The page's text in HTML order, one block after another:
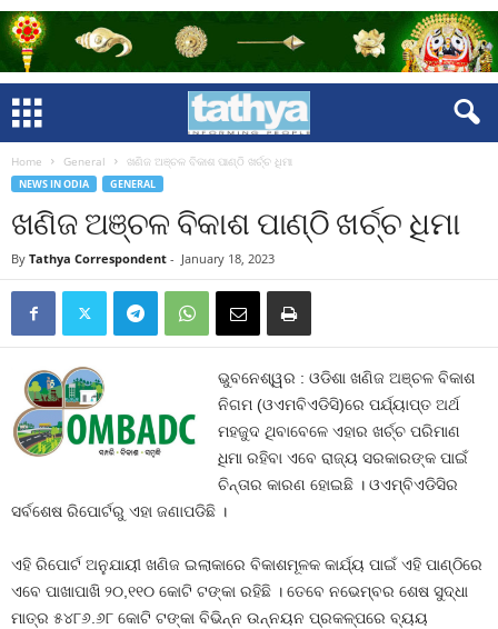
Home General ଖଣିଜ ଅଞ୍ଚଳ ବିକାଶ ପାଣ୍ଠି ଖର୍ଚ୍ଚ ଧିମା
NEWS IN ODIA GENERAL
ଖଣିଜ ଅଞ୍ଚଳ ବିକାଶ ପାଣ୍ଠି ଖର୍ଚ୍ଚ ଧିମା
By Tathya Correspondent - January 18, 2023
ଭୁବନେଶ୍ୱର : ଓଡିଶା ଖଣିଜ ଅଞ୍ଚଳ ବିକାଶ
ନିଗମ (ଓଏମବିଏଡିସି)ରେ ପର୍ଯ୍ୟାପ୍ତ ଅର୍ଥ
ମହଜୁଦ ଥିବାବେଳେ ଏହାର ଖର୍ଚ୍ଚ ପରିମାଣ
ଧିମା ରହିବା ଏବେ ରାଜ୍ୟ ସରକାରଙ୍କ ପାଇଁ
ଚିନ୍ତାର କାରଣ ହୋଇଛି । ଓଏମ୍‍ବିଏଡିସିର
ସର୍ବଶେଷ ରିପୋର୍ଟରୁ ଏହା ଜଣାପଡିଛି ।
ଏହି ରିପୋର୍ଟ ଅନୁଯାୟୀ ଖଣିଜ ଇଲାକାରେ ବିକାଶମୂଳକ କାର୍ଯ୍ୟ ପାଇଁ ଏହି ପାଣ୍ଠିରେ
ଏବେ ପାଖାପାଖି ୨୦,୧୧୦ କୋଟି ଟଙ୍କା ରହିଛି । ତେବେ ନଭେମ୍ବର ଶେଷ ସୁଦ୍ଧା
ମାତ୍ର ୫୪୮୬.୬୮ କୋଟି ଟଙ୍କା ବିଭିନ୍ନ ଉନ୍ନୟନ ପ୍ରକଳ୍ପରେ ବ୍ୟୟ